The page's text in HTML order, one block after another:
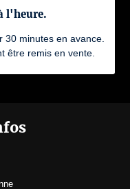
l'heure.
30 minutes en avance.
être remis en vente.